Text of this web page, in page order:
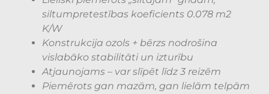
siltumpretestības koeficients 0.078 m2
K/W
Konstrukcija ozols + bērzs nodrošina
vislabāko stabilitāti un izturību
Atjaunojams – var slīpēt līdz 3 reizēm
Piemērots gan mazām, gan lielām telpām